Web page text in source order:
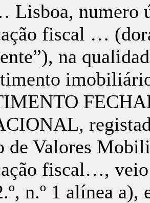
numero
fiscal …
na
de Valores
fiscal…, veio
n.º 1 alínea a),